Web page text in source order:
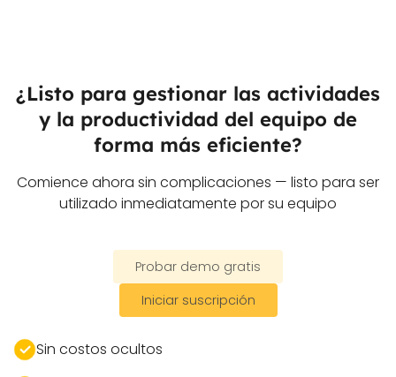
con kanban. Los gerentes obtienen
visibilidad total para pronósticos y
coaching basado en datos.
¿Listo para gestionar las actividades
y la productividad del equipo de
forma más eficiente?
Comience ahora sin complicaciones — listo para ser
utilizado inmediatamente por su equipo
Probar demo gratis
Iniciar suscripción
Sin costos ocultos